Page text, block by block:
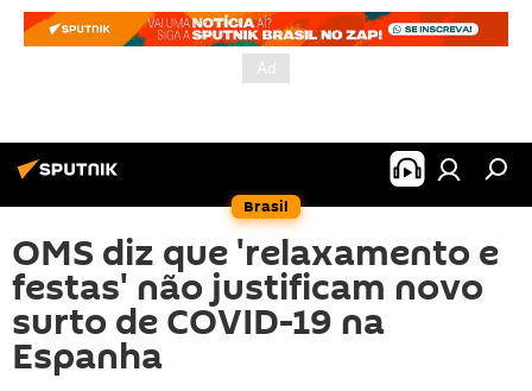
Brasil
OMS diz que 'relaxamento e
festas' não justificam novo
surto de COVID-19 na
Espanha